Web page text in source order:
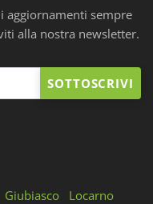
aggiornamenti sempre
alla nostra newsletter.
SOTTOSCRIVI
Giubiasco
Locarno